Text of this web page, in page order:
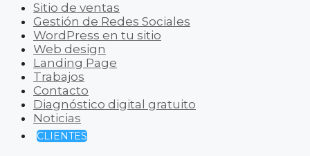
Sitio de ventas
Gestión de Redes Sociales
WordPress en tu sitio
Web design
Landing Page
Trabajos
Contacto
Diagnóstico digital gratuito
Noticias
CLIENTES